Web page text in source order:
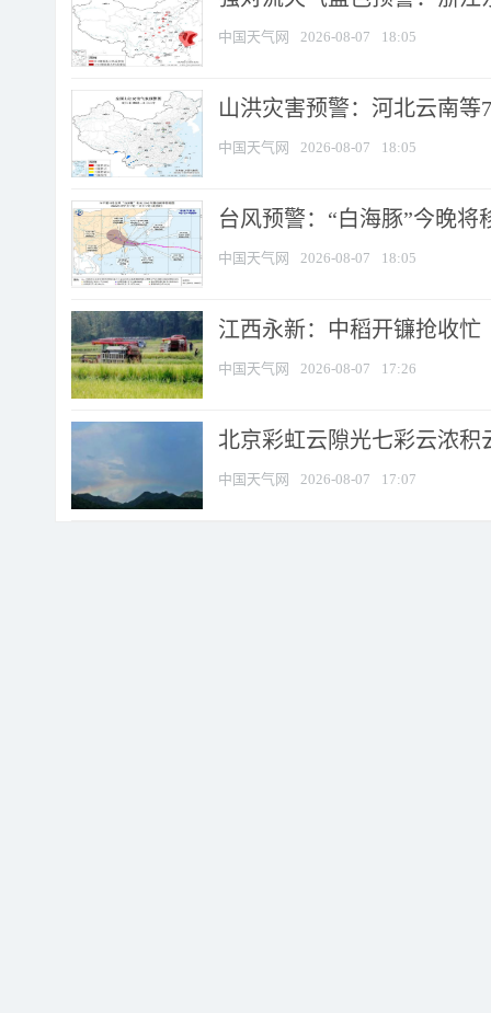
中国天气网 2026-08-07 18:05
山洪灾害预警：河北云南
中国天气网 2026-08-07 18:05
台风预警：“白海豚”今晚将
中国天气网 2026-08-07 18:05
江西永新：中稻开镰抢收忙
中国天气网 2026-08-07 17:26
北京彩虹云隙光七彩云浓积
中国天气网 2026-08-07 17:07